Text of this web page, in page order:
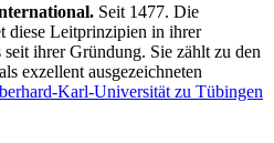
Seit 1477. Die
diese Leitprinzipien in ihrer
ihrer Gründung. Sie zählt zu den
exzellent ausgezeichneten
Karl-Universität zu Tübingen